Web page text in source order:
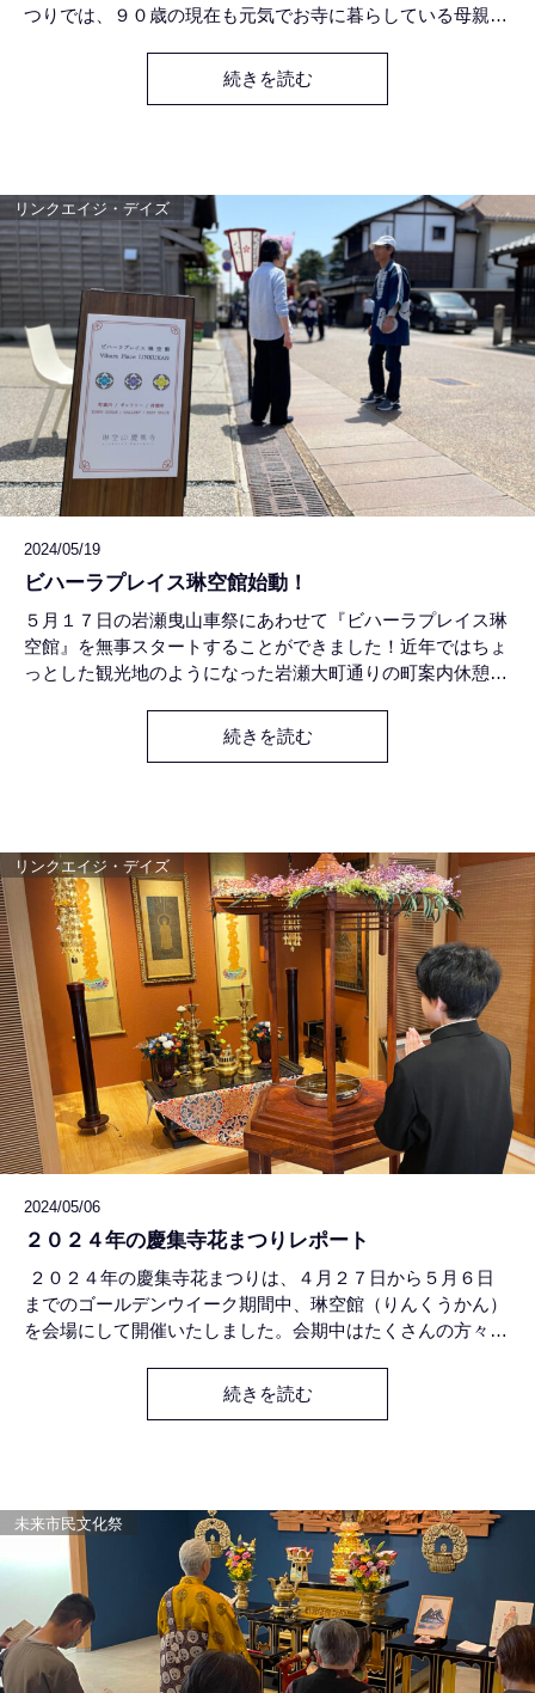
つりでは、９０歳の現在も元気でお寺に暮らしている母親に
に琳空館のステージに登場してくださることになりました。
去年結婚した娘が小学生のときの同級生のおかあさんたちで
続きを読む
リンクエイジ・デイズ
2024/05/19
ビハーラプレイス琳空館始動！
５月１７日の岩瀬曳山車祭にあわせて『ビハーラプレイス琳
空館』を無事スタートすることができました！近年ではちょ
っとした観光地のようになった岩瀬大町通りの町案内休憩所
たスペースに休憩席のご用意もして、曳山車の巡行をご覧い
ただいたり、お疲れの方にお休みいただいたりしまし
続きを読む
リンクエイジ・デイズ
2024/05/06
２０２４年の慶集寺花まつりレポート
２０２４年の慶集寺花まつりは、４月２７日から５月６日
までのゴールデンウイーク期間中、琳空館（りんくうかん）
を会場にして開催いたしました。会期中はたくさんの方々に
た。 岩瀬大町通りに面する琳空館前の駐車スペースには慶
集寺オリジナルのテントとタープを設営して、セルフサービ
続きを読む
未来市民文化祭